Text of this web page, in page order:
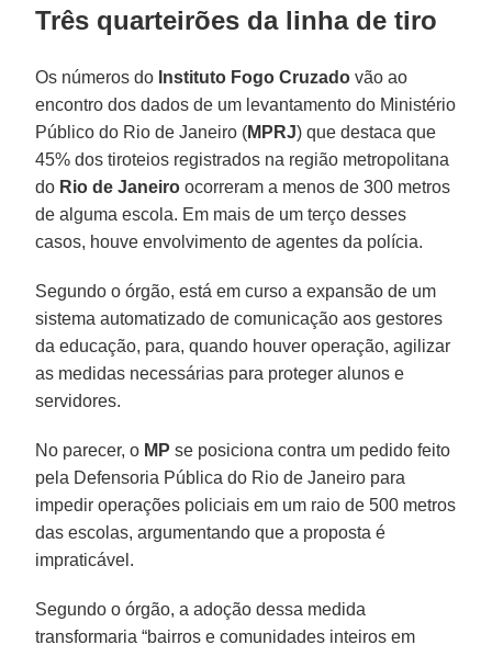
Três quarteirões da linha de tiro
Os números do Instituto Fogo Cruzado vão ao
encontro dos dados de um levantamento do Ministério
Público do Rio de Janeiro (MPRJ) que destaca que
45% dos tiroteios registrados na região metropolitana
do Rio de Janeiro ocorreram a menos de 300 metros
de alguma escola. Em mais de um terço desses
casos, houve envolvimento de agentes da polícia.
Segundo o órgão, está em curso a expansão de um
sistema automatizado de comunicação aos gestores
da educação, para, quando houver operação, agilizar
as medidas necessárias para proteger alunos e
servidores.
No parecer, o MP se posiciona contra um pedido feito
pela Defensoria Pública do Rio de Janeiro para
impedir operações policiais em um raio de 500 metros
das escolas, argumentando que a proposta é
impraticável.
Segundo o órgão, a adoção dessa medida
transformaria “bairros e comunidades inteiros em